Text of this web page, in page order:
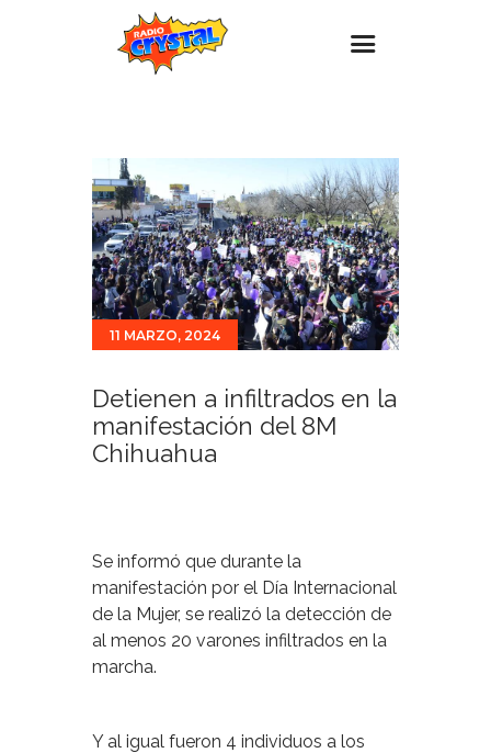
Estaciones
Eventos
Promociones
Noticias
Para ti
11 MARZO, 2024
Detienen a infiltrados en la
manifestación del 8M
Chihuahua
Se informó que durante la
manifestación por el Día Internacional
de la Mujer, se realizó la detección de
al menos 20 varones infiltrados en la
marcha.
Y al igual fueron 4 individuos a los